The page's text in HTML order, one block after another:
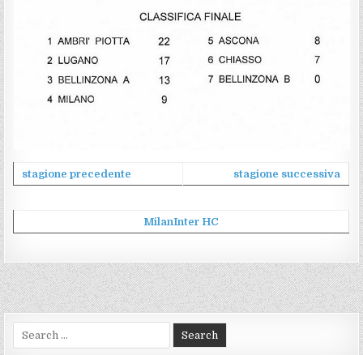
stagione precedente stagione successiva
MilanInter HC
for: